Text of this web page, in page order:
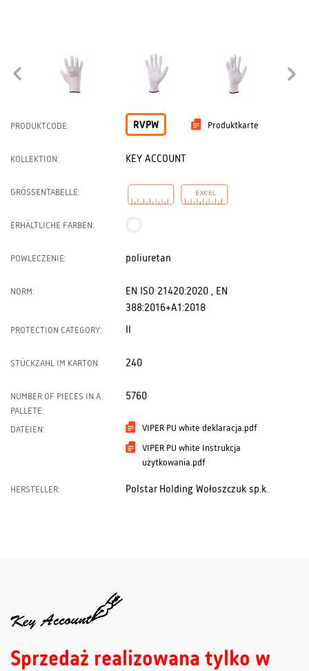
PRODUKTCODE: RVPW Produktkarte
KOLLEKTION: KEY ACCOUNT
GRÖSSENTABELLE:
ERHÄLTLICHE FARBEN:
POWLECZENIE: poliuretan
NORM:
EN ISO 21420:2020 , EN
388:2016+A1:2018
PROTECTION CATEGORY: II
STÜCKZAHL IM KARTON: 240
NUMBER OF PIECES IN A
PALLETE:
5760
DATEIEN: VIPER PU white deklaracja.pdf
VIPER PU white Instrukcja
użytkowania.pdf
HERSTELLER: Polstar Holding Wołoszczuk sp.k.
Sprzedaż realizowana tylko w